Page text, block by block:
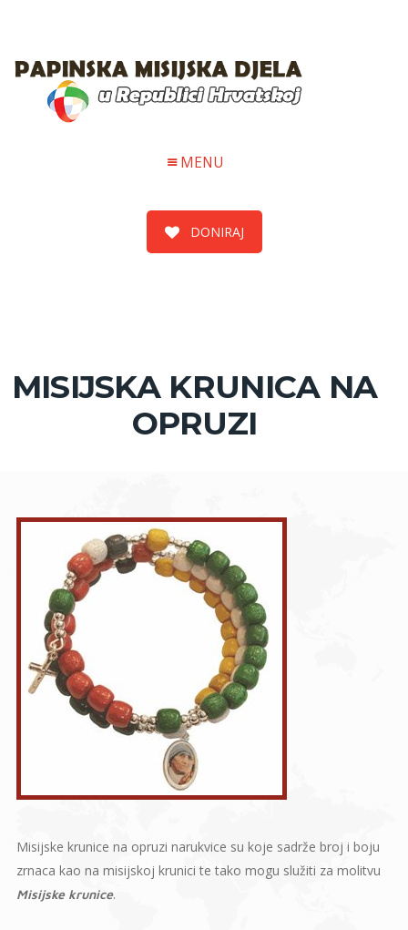
MENU
DONIRAJ
MISIJSKA KRUNICA NA
OPRUZI
Misijske krunice na opruzi narukvice su koje sadrže broj i boju
zrnaca kao na misijskoj krunici te tako mogu služiti za molitvu
Misijske krunice.